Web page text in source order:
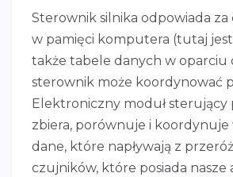
Sterownik silnika odpowiada za
w pamięci komputera (tutaj jest
także tabele danych w oparciu
sterownik może koordynować
Elektroniczny moduł sterujący
zbiera, porównuje i koordynuje
dane, które napływają z
czujników, które posiada nasze